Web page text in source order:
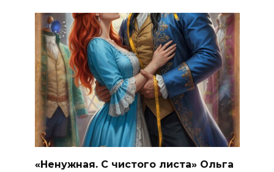
«Ненужная. С чистого листа» Ольга